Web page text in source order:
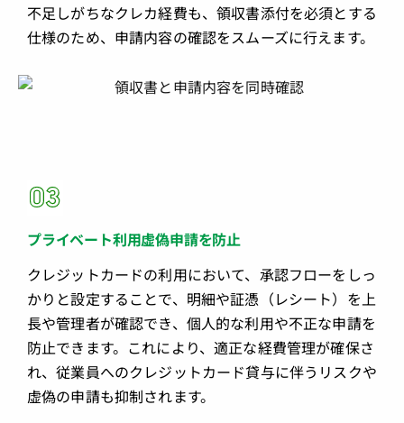
不足しがちなクレカ経費も、領収書添付を必須とする
仕様のため、申請内容の確認をスムーズに行えます。
プライベート利用虚偽申請を防止
クレジットカードの利用において、承認フローをしっ
かりと設定することで、明細や証憑（レシート）を上
長や管理者が確認でき、個人的な利用や不正な申請を
防止できます。これにより、適正な経費管理が確保さ
れ、従業員へのクレジットカード貸与に伴うリスクや
虚偽の申請も抑制されます。